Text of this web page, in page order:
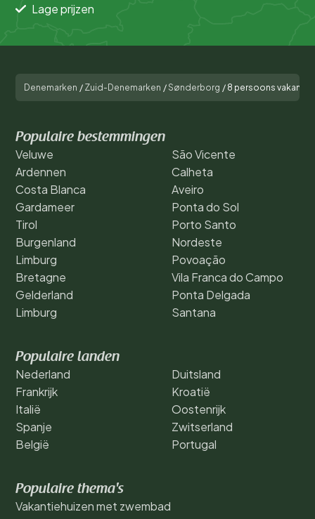
Lage prijzen
Denemarken / Zuid-Denemarken /Sønderborg / 8 persoons vakantie
Populaire bestemmingen
Veluwe
Ardennen
Costa Blanca
Gardameer
Tirol
Burgenland
Limburg
Bretagne
Gelderland
Limburg
São Vicente
Calheta
Aveiro
Ponta do Sol
Porto Santo
Nordeste
Povoação
Vila Franca do Campo
Ponta Delgada
Santana
Populaire landen
Nederland
Frankrijk
Italië
Spanje
België
Duitsland
Kroatië
Oostenrijk
Zwitserland
Portugal
Populaire thema's
Vakantiehuizen met zwembad